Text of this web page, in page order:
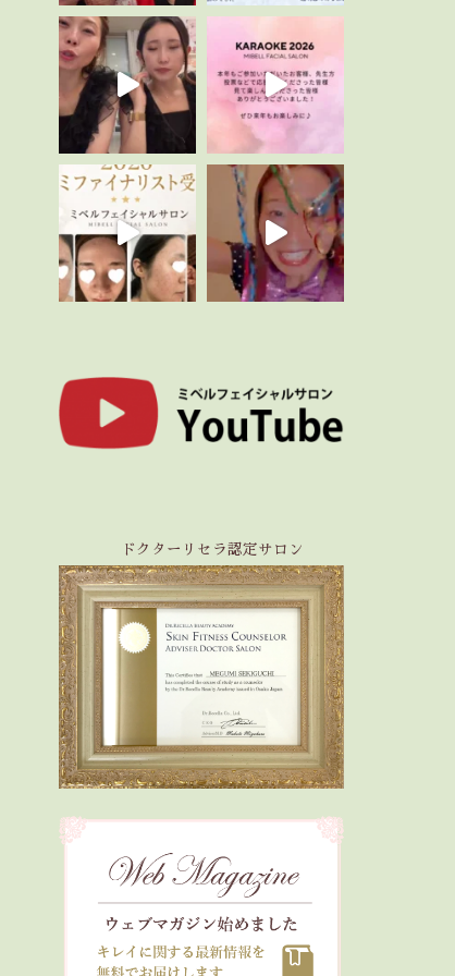
ドクターリセラ認定サロン